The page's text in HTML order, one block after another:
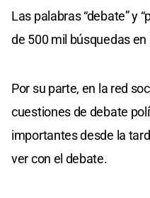
Las palabras “debate” y
de 500 mil búsquedas
Por su parte, en la red
cuestiones de debate
importantes desde la
ver con el debate.